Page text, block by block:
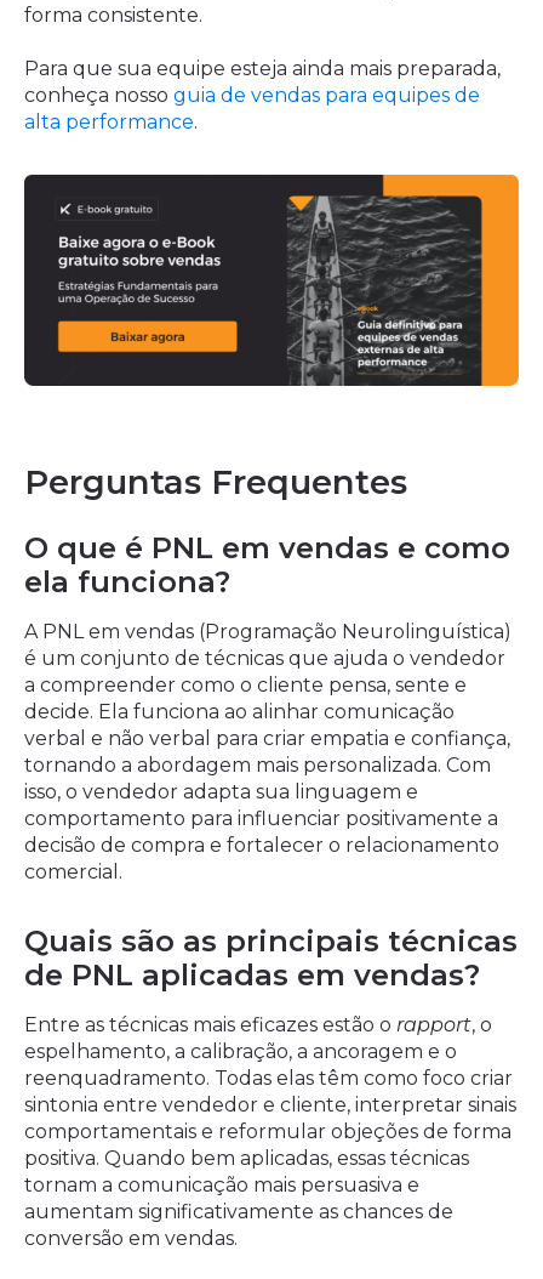
forma consistente.
Para que sua equipe esteja ainda mais preparada,
conheça nosso guia de vendas para equipes de
alta performance.
Perguntas Frequentes
O que é PNL em vendas e como
ela funciona?
A PNL em vendas (Programação Neurolinguística)
é um conjunto de técnicas que ajuda o vendedor
a compreender como o cliente pensa, sente e
decide. Ela funciona ao alinhar comunicação
verbal e não verbal para criar empatia e confiança,
tornando a abordagem mais personalizada. Com
isso, o vendedor adapta sua linguagem e
comportamento para influenciar positivamente a
decisão de compra e fortalecer o relacionamento
comercial.
Quais são as principais técnicas
de PNL aplicadas em vendas?
Entre as técnicas mais eficazes estão o rapport, o
espelhamento, a calibração, a ancoragem e o
reenquadramento. Todas elas têm como foco criar
sintonia entre vendedor e cliente, interpretar sinais
comportamentais e reformular objeções de forma
positiva. Quando bem aplicadas, essas técnicas
tornam a comunicação mais persuasiva e
aumentam significativamente as chances de
conversão em vendas.